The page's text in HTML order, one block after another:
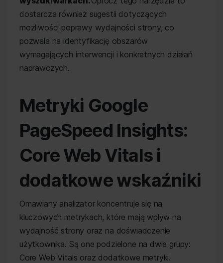
dostarcza również sugestii dotyczących
możliwości poprawy wydajności strony, co
pozwala na identyfikację obszarów
wymagających interwencji i konkretnych działań
naprawczych.
Metryki Google
PageSpeed Insights:
Core Web Vitals i
dodatkowe wskaźniki
Omawiany analizator koncentruje się na
kluczowych metrykach, które mają wpływ na
wydajność strony oraz na doświadczenie
użytkownika. Są one podzielone na dwie grupy:
Core Web Vitals oraz dodatkowe metryki.